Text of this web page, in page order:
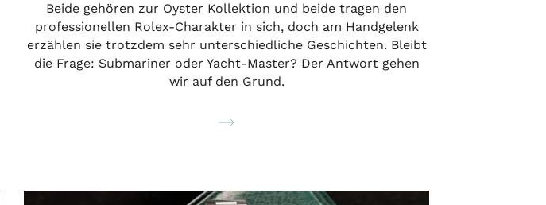
Beide gehören zur Oyster Kollektion und beide tragen den
professionellen Rolex-Charakter in sich, doch am Handgelenk
erzählen sie trotzdem sehr unterschiedliche Geschichten. Bleibt
die Frage: Submariner oder Yacht-Master? Der Antwort gehen
wir auf den Grund.